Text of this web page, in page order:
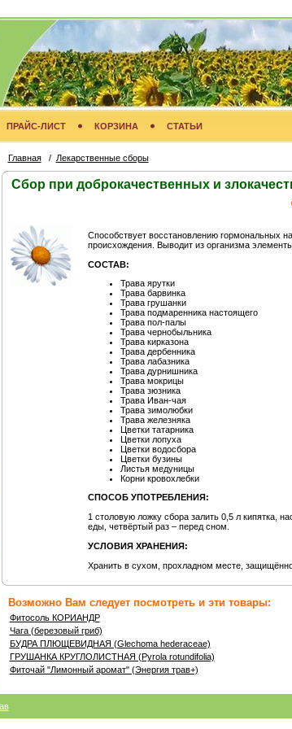
ПРАЙС-ЛИСТ КОРЗИНА СТАТЬИ
Главная/ Лекарственные сборы
Сбор при доброкачественных и
Способствует восстановлению гормональных
происхождения. Выводит из организма
СОСТАВ:
Трава ярутки
Трава барвинка
Трава грушанки
Трава подмаренника настоящего
Трава пол-палы
Трава чернобыльника
Трава кирказона
Трава дербенника
Трава лабазника
Трава дурнишника
Трава мокрицы
Трава зюзника
Трава Иван-чая
Трава зимолюбки
Трава железняка
Цветки татарника
Цветки лопуха
Цветки водосбора
Цветки бузины
Листья медуницы
Корни кровохлебки
СПОСОБ УПОТРЕБЛЕНИЯ:
1 столовую ложку сбора залить 0,5 л кипятка,
еды, четвёртый раз – перед сном.
УСЛОВИЯ ХРАНЕНИЯ:
Хранить в сухом, прохладном месте,
Возможно Вам следует посмотреть и эти товары:
Фитосоль КОРИАНДР
Чага (березовый гриб)
БУДРА ПЛЮЩЕВИДНАЯ (Glechoma hederaceae)
ГРУШАНКА КРУГЛОЛИСТНАЯ (Pyrola rotundifolia)
Фиточай "Лимонный аромат" (Энергия трав+)